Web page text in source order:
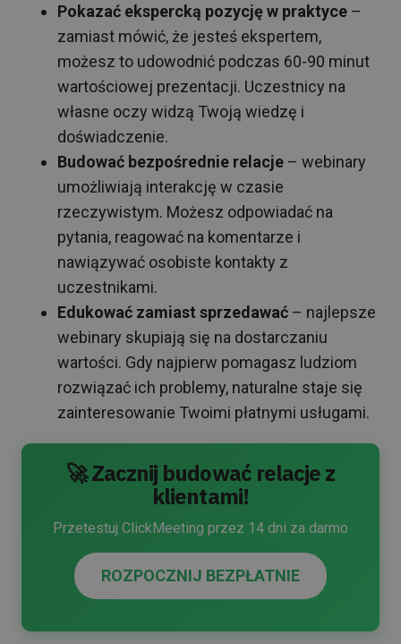
Pokazać ekspercką pozycję w praktyce –
zamiast mówić, że jesteś ekspertem,
możesz to udowodnić podczas 60-90 minut
wartościowej prezentacji. Uczestnicy na
własne oczy widzą Twoją wiedzę i
doświadczenie.
Budować bezpośrednie relacje – webinary
umożliwiają interakcję w czasie
rzeczywistym. Możesz odpowiadać na
pytania, reagować na komentarze i
nawiązywać osobiste kontakty z
uczestnikami.
Edukować zamiast sprzedawać – najlepsze
webinary skupiają się na dostarczaniu
wartości. Gdy najpierw pomagasz ludziom
rozwiązać ich problemy, naturalne staje się
zainteresowanie Twoimi płatnymi usługami.
🚀 Zacznij budować relacje z
klientami!
Przetestuj ClickMeeting przez 14 dni za darmo
ROZPOCZNIJ BEZPŁATNIE